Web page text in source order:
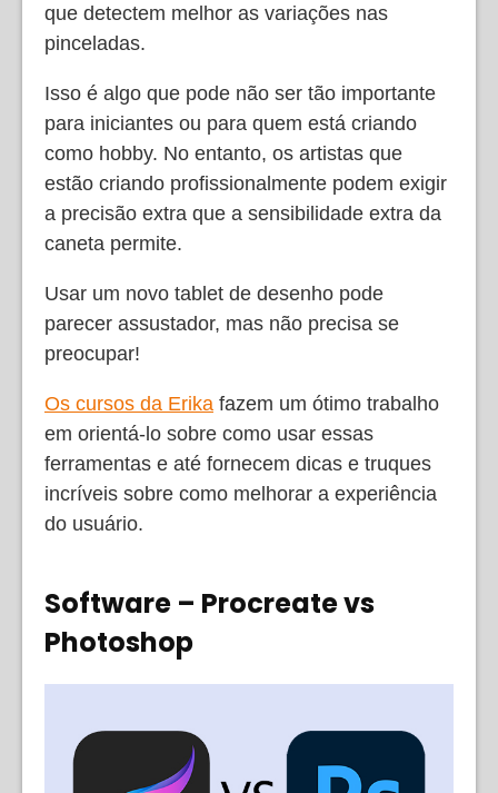
que detectem melhor as variações nas
pinceladas.
Isso é algo que pode não ser tão importante
para iniciantes ou para quem está criando
como hobby. No entanto, os artistas que
estão criando profissionalmente podem exigir
a precisão extra que a sensibilidade extra da
caneta permite.
Usar um novo tablet de desenho pode
parecer assustador, mas não precisa se
preocupar!
Os cursos da Erika fazem um ótimo trabalho
em orientá-lo sobre como usar essas
ferramentas e até fornecem dicas e truques
incríveis sobre como melhorar a experiência
do usuário.
Software – Procreate vs
Photoshop